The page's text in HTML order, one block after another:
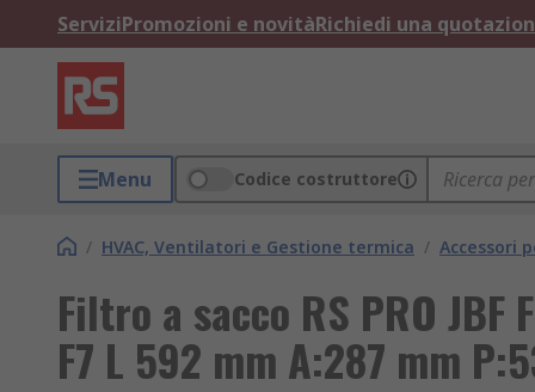
ServiziPromozioni e novitàRichiedi una
Menu Codice costruttore
/ HVAC, Ventilatori e Gestione termica / Accessori
Filtro a sacco RS PRO
F7 L 592 mm A:287 mm